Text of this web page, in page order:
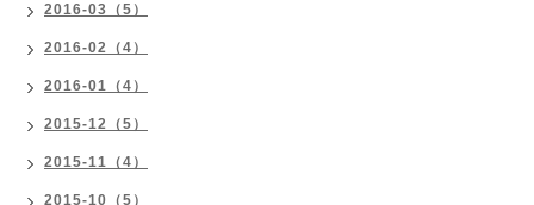
2016-03（5）
2016-02（4）
2016-01（4）
2015-12（5）
2015-11（4）
2015-10（5）